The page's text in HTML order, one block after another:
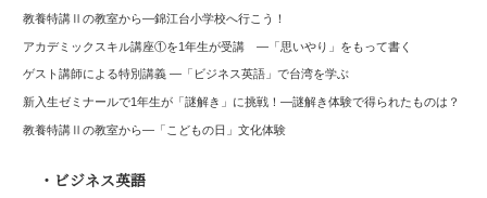
教養特講Ⅱの教室から―錦江台小学校へ行こう！
アカデミックスキル講座①を1年生が受講 ―「思いやり」をもって書く
ゲスト講師による特別講義 ―「ビジネス英語」で台湾を学ぶ
新入生ゼミナールで1年生が「謎解き」に挑戦！―謎解き体験で得られたものは？
教養特講Ⅱの教室から―「こどもの日」文化体験
・ビジネス英語